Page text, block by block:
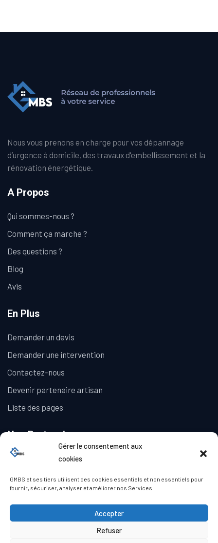
Gérer le consentement aux
cookies
GMBS et ses tiers utilisent des cookies essentiels et non essentiels pour
fournir, sécuriser, analyser et améliorer nos Services.
Accepter
Refuser
Nous vous prenons en charge pour vos dépannage
d’urgence à domicile, des travaux d'embellissement et la
rénovation énergétique.
A Propos
Qui sommes-nous ?
Comment ça marche ?
Des questions ?
Blog
Avis
En Plus
Demander un devis
Demander une intervention
Contactez-nous
Devenir partenaire artisan
Liste des pages
Nos Partenaires
La Galerie Immobilière
© Copyright GMBS 2023. Tous droits réservés.